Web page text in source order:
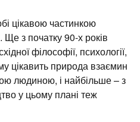
цікавою частинкою
Ще з початку 90-х років
філософії, психології,
цікавить природа взаємин
людиною, і найбільше – з
у цьому плані теж